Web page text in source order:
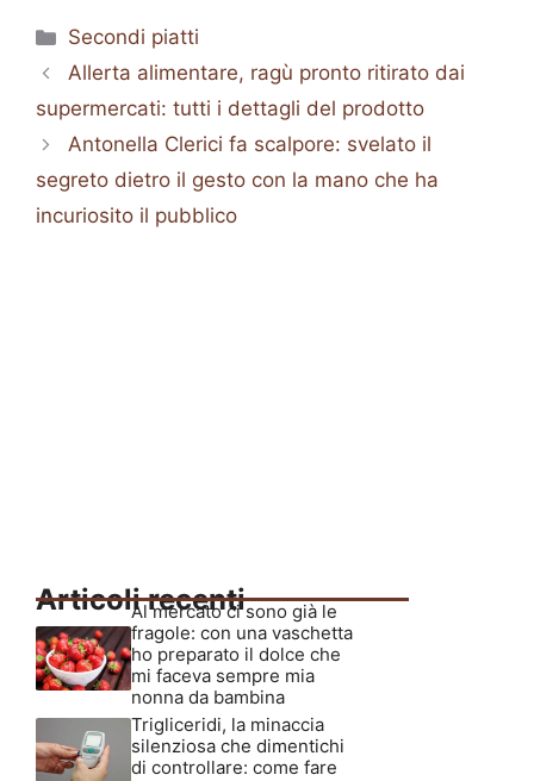
Categorie
Secondi piatti
Allerta alimentare, ragù pronto ritirato dai
supermercati: tutti i dettagli del prodotto
Antonella Clerici fa scalpore: svelato il
segreto dietro il gesto con la mano che ha
incuriosito il pubblico
Articoli recenti
Al mercato ci sono già le
fragole: con una vaschetta
ho preparato il dolce che
mi faceva sempre mia
nonna da bambina
Trigliceridi, la minaccia
silenziosa che dimentichi
di controllare: come fare